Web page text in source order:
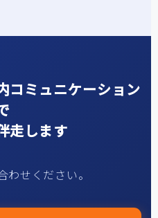
コミュニケーション
走します
わせください。